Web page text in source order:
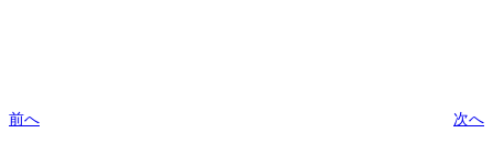
前へ 次へ